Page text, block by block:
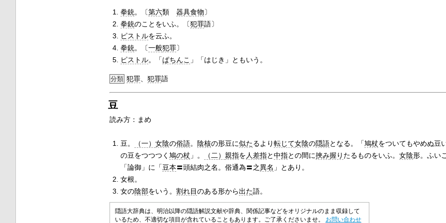
拳銃。〔第六類 器具食物〕
拳銃のことをいふ。〔犯罪語〕
ピストルを云ふ。
拳銃。〔一般犯罪〕
ピストル。「ぱちんこ 」「はじき」ともいう。
分類 犯罪、 犯罪語
豆
読み方：まめ
豆。 （一） 女陰の俗語。 陰核の形豆に似たるより転じて女陰の隠語となる。「鳩杖をついてもやめぬ豆
の豆をつつつく 鳩の杖 」。 （二） 親指を 人差指と中指との間に挾み握り たるものをいふ。 女陰形。ふい
「論御」に「豆本〓頭結肉之名。俗通為〓之異名 」とあり。
女根。
女の陰部をいう。 割れ目のある形から出た語。
隠語大辞典は、明治以降の隠語解説文献や辞典、関係記事などをオリジナルのまま収録して
いるため、不適切な項目が含れていることもあります。ご了承くださいませ。 お問い合わせ